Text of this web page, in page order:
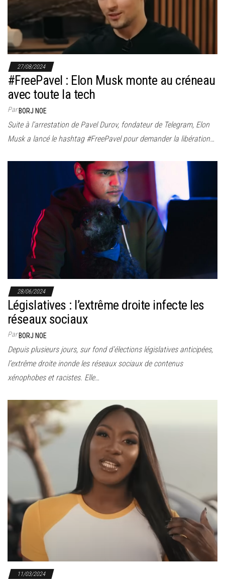
27/08/2024
#FreePavel : Elon Musk monte au créneau
avec toute la tech
ParBORJ NOE
Suite à l’arrestation de Pavel Durov, fondateur de Telegram, Elon
Musk a lancé le hashtag #FreePavel pour demander la libération…
28/06/2024
Législatives : l’extrême droite infecte les
réseaux sociaux
ParBORJ NOE
Depuis plusieurs jours, sur fond d’élections législatives anticipées,
l’extrême droite inonde les réseaux sociaux de contenus
xénophobes et racistes. Elle…
11/03/2024